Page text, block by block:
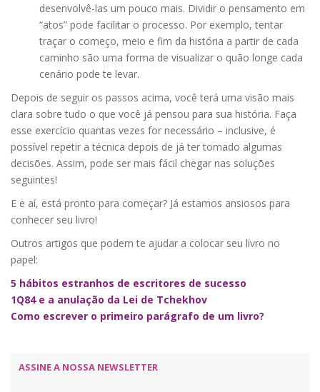
desenvolvê-las um pouco mais. Dividir o pensamento em
“atos” pode facilitar o processo. Por exemplo, tentar
traçar o começo, meio e fim da história a partir de cada
caminho são uma forma de visualizar o quão longe cada
cenário pode te levar.
Depois de seguir os passos acima, você terá uma visão mais
clara sobre tudo o que você já pensou para sua história. Faça
esse exercício quantas vezes for necessário – inclusive, é
possível repetir a técnica depois de já ter tomado algumas
decisões. Assim, pode ser mais fácil chegar nas soluções
seguintes!
E e aí, está pronto para começar? Já estamos ansiosos para
conhecer seu livro!
Outros artigos que podem te ajudar a colocar seu livro no
papel:
5 hábitos estranhos de escritores de sucesso
1Q84 e a anulação da Lei de Tchekhov
Como escrever o primeiro parágrafo de um livro?
ASSINE A NOSSA NEWSLETTER